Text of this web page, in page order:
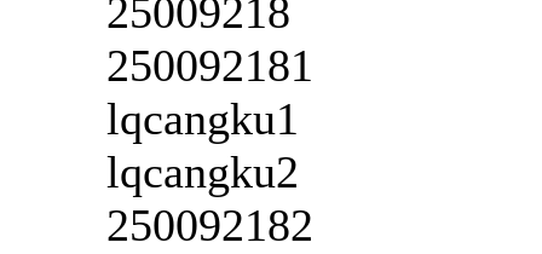
25009218
250092181
lqcangku1
lqcangku2
250092182